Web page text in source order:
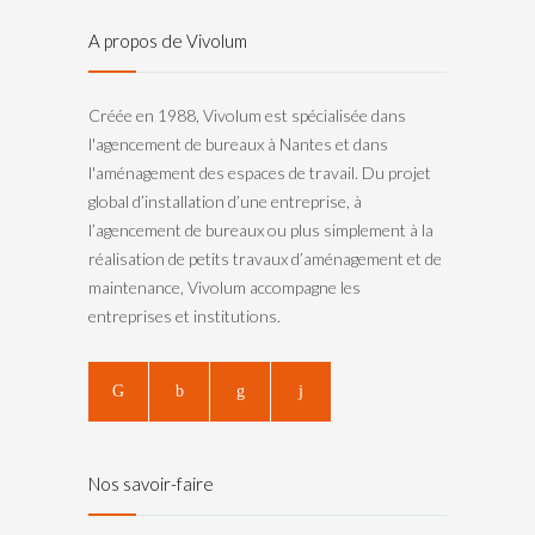
A propos de Vivolum
Créée en 1988, Vivolum est spécialisée dans
l'agencement de bureaux à Nantes et dans
l'aménagement des espaces de travail. Du projet
global d’installation d’une entreprise, à
l’agencement de bureaux ou plus simplement à la
réalisation de petits travaux d’aménagement et de
maintenance, Vivolum accompagne les
entreprises et institutions.
Nos savoir-faire